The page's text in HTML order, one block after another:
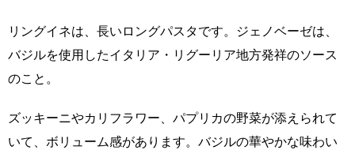
リングイネは、長いロングパスタです。ジェノベーゼは、
バジルを使用したイタリア・リグーリア地方発祥のソース
のこと。
ズッキーニやカリフラワー、パプリカの野菜が添えられて
いて、ボリューム感があります。バジルの華やかな味わい